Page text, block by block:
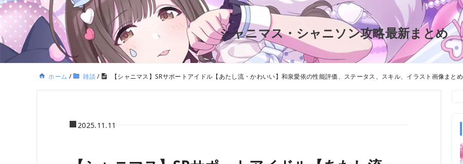
シャニマス・シャニソン攻略最新まとめ
ホーム / 雑談 / 【シャニマス】SRサポートアイドル【あたし流・かわいい】和泉愛依の性能評価、ステータス、スキル、イラスト画像まとめ
2025.11.11